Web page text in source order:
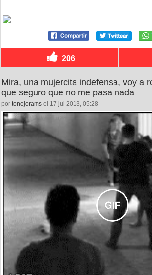
206
Mira, una mujercita indefensa, voy a
que seguro que no me pasa nada
por tonejorams el 17 jul 2013, 05:28